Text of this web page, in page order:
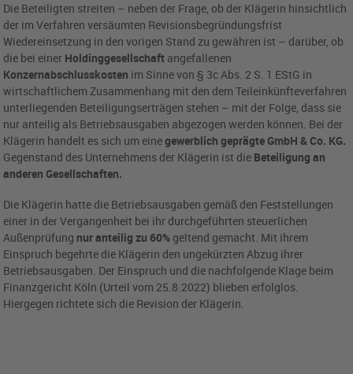
Die Beteiligten streiten – neben der Frage, ob der Klägerin hinsichtlich
der im Verfahren versäumten Revisionsbegründungsfrist
Wiedereinsetzung in den vorigen Stand zu gewähren ist – darüber, ob
die bei einer Holdinggesellschaft angefallenen
Konzernabschlusskosten im Sinne von § 3c Abs. 2 S. 1 EStG in
wirtschaftlichem Zusammenhang mit den dem Teileinkünfteverfahren
unterliegenden Beteiligungserträgen stehen – mit der Folge, dass sie
nur anteilig als Betriebsausgaben abgezogen werden können. Bei der
Klägerin handelt es sich um einegewerblich geprägte GmbH & Co. KG.
Gegenstand des Unternehmens der Klägerin ist die Beteiligung an
anderen Gesellschaften.
Die Klägerin hatte die Betriebsausgaben gemäß den Feststellungen
einer in der Vergangenheit bei ihr durchgeführten steuerlichen
Außenprüfung nur anteilig zu 60% geltend gemacht. Mit ihrem
Einspruch begehrte die Klägerin den ungekürzten Abzug ihrer
Betriebsausgaben. Der Einspruch und die nachfolgende Klage beim
Finanzgericht Köln (Urteil vom 25.8.2022) blieben erfolglos.
Hiergegen richtete sich die Revision der Klägerin.